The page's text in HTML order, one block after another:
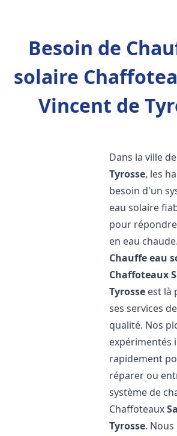
Besoin de
solaire
Vincent de
Dans la ville
Tyrosse, les
besoin d'un
eau solaire
pour
en eau
Chauffe eau
Chaffoteaux
Tyrosse est là
ses services
qualité. Nos
expérimentés
rapidement
réparer ou
système de
Chaffoteaux
Tyrosse.